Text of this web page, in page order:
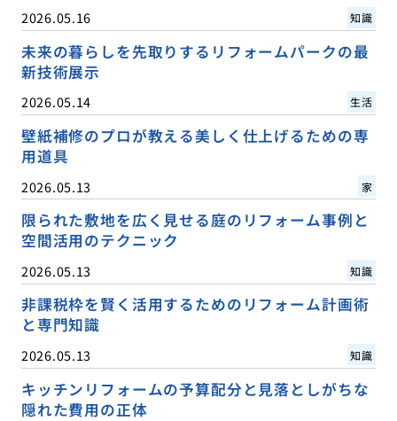
2026.05.16 知識
未来の暮らしを先取りするリフォームパークの最
新技術展示
2026.05.14 生活
壁紙補修のプロが教える美しく仕上げるための専
用道具
2026.05.13 家
限られた敷地を広く見せる庭のリフォーム事例と
空間活用のテクニック
2026.05.13 知識
非課税枠を賢く活用するためのリフォーム計画術
と専門知識
2026.05.13 知識
キッチンリフォームの予算配分と見落としがちな
隠れた費用の正体